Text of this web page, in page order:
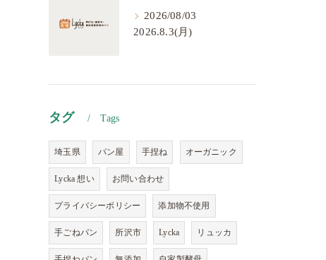
2026/08/03
2026.8.3(月)
タグ Tags
埼玉県 パン屋 手捏ね オーガニック
Lycka 想い お問い合わせ
プライバシーポリシー 添加物不使用
手ごねパン 所沢市 Lycka リュッカ